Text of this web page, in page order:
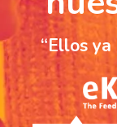
“Ellos